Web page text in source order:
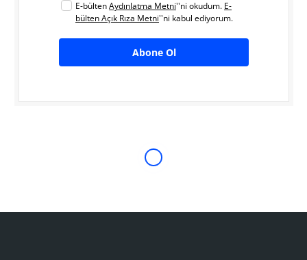
E-bültenAydınlatma Metni''ni okudum. E-
bülten Açık Rıza Metni''ni kabul ediyorum.
Abone Ol
İlgilenenlerin Cebinde